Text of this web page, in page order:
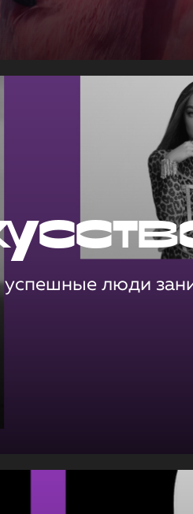
успешные люди